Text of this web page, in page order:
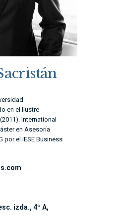
en el Ilustre
International
en Asesoría
por el IESE Business
izda., 4º A,